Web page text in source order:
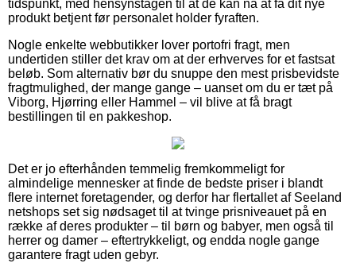
tidspunkt, med hensynstagen til at de kan nå at få dit nye
produkt betjent før personalet holder fyraften.
Nogle enkelte webbutikker lover portofri fragt, men
undertiden stiller det krav om at der erhverves for et fastsat
beløb. Som alternativ bør du snuppe den mest prisbevidste
fragtmulighed, der mange gange – uanset om du er tæt på
Viborg, Hjørring eller Hammel – vil blive at få bragt
bestillingen til en pakkeshop.
Det er jo efterhånden temmelig fremkommeligt for
almindelige mennesker at finde de bedste priser i blandt
flere internet foretagender, og derfor har flertallet af Seeland
netshops set sig nødsaget til at tvinge prisniveauet på en
række af deres produkter – til børn og babyer, men også til
herrer og damer – eftertrykkeligt, og endda nogle gange
garantere fragt uden gebyr.